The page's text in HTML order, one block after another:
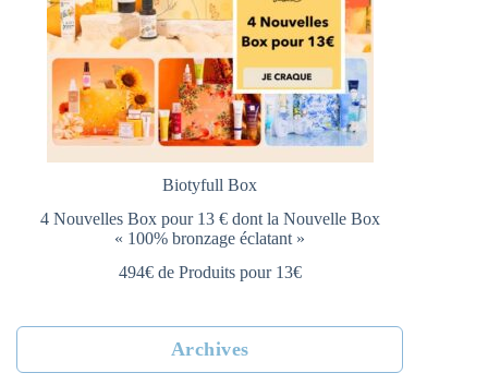
Biotyfull Box
4 Nouvelles Box pour 13 € dont la Nouvelle Box
« 100% bronzage éclatant »
494€ de Produits pour 13€
Archives